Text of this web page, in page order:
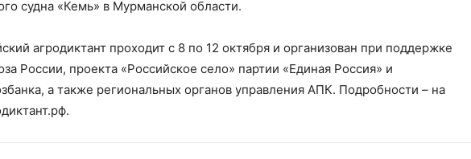
судна «Кемь» в Мурманской области.
агродиктант проходит с 8 по 12 октября и организован при поддержке
России, проекта «Российское село» партии «Единая Россия» и
а также региональных органов управления АПК. Подробности – на